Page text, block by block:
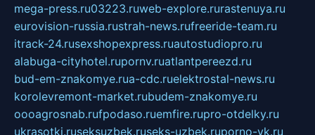
mega-press.ru03223.ruweb-explore.rurastenuya.ru
eurovision-russia.rustrah-news.rufreeride-team.ru
itrack-24.rusexshopexpress.ruautostudiopro.ru
alabuga-cityhotel.rupornv.ruatlantpereezd.ru
bud-em-znakomye.rua-cdc.ruelektrostal-news.ru
korolevremont-market.rubudem-znakomye.ru
oooagrosnab.rufpodaso.ruemfire.rupro-otdelky.ru
ukrasotki.ruseksuzbek.ruseks-uzbek.ruporno-vk.ru